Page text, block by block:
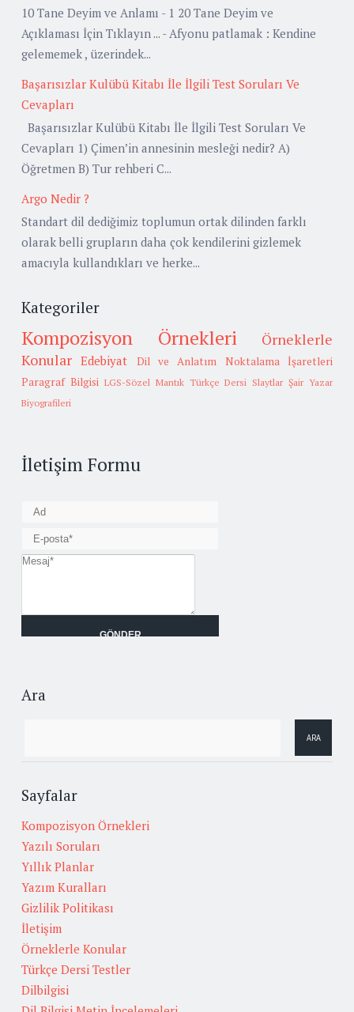
10 Tane Deyim ve Anlamı - 1 20 Tane Deyim ve
Açıklaması İçin Tıklayın ... - Afyonu patlamak : Kendine
gelememek , üzerindek...
Başarısızlar Kulübü Kitabı İle İlgili Test Soruları Ve
Cevapları
Başarısızlar Kulübü Kitabı İle İlgili Test Soruları Ve
Cevapları 1) Çimen’in annesinin mesleği nedir? A)
Öğretmen B) Tur rehberi C...
Argo Nedir ?
Standart dil dediğimiz toplumun ortak dilinden farklı
olarak belli grupların daha çok kendilerini gizlemek
amacıyla kullandıkları ve herke...
Kategoriler
Kompozisyon Örnekleri
Örneklerle
Konular Edebiyat Dil ve Anlatım
Noktalama İşaretleri
Paragraf Bilgisi LGS-Sözel Mantık Türkçe Dersi Slaytlar Şair Yazar
Biyografileri
İletişim Formu
Ara
Sayfalar
Kompozisyon Örnekleri
Yazılı Soruları
Yıllık Planlar
Yazım Kuralları
Gizlilik Politikası
İletişim
Örneklerle Konular
Türkçe Dersi Testler
Dilbilgisi